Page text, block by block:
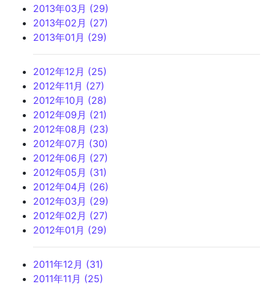
2013年03月 (29)
2013年02月 (27)
2013年01月 (29)
2012年12月 (25)
2012年11月 (27)
2012年10月 (28)
2012年09月 (21)
2012年08月 (23)
2012年07月 (30)
2012年06月 (27)
2012年05月 (31)
2012年04月 (26)
2012年03月 (29)
2012年02月 (27)
2012年01月 (29)
2011年12月 (31)
2011年11月 (25)